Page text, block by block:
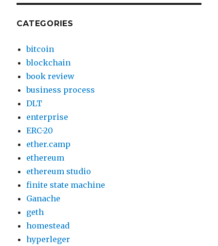
CATEGORIES
bitcoin
blockchain
book review
business process
DLT
enterprise
ERC-20
ether.camp
ethereum
ethereum studio
finite state machine
Ganache
geth
homestead
hyperleger